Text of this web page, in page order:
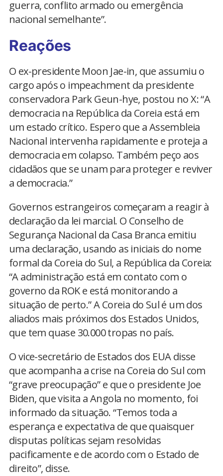
guerra, conflito armado ou emergência
nacional semelhante”.
Reações
O ex-presidente Moon Jae-in, que assumiu o
cargo após o impeachment da presidente
conservadora Park Geun-hye, postou no X: “A
democracia na República da Coreia está em
um estado crítico. Espero que a Assembleia
Nacional intervenha rapidamente e proteja a
democracia em colapso. Também peço aos
cidadãos que se unam para proteger e reviver
a democracia.”
Governos estrangeiros começaram a reagir à
declaração da lei marcial. O Conselho de
Segurança Nacional da Casa Branca emitiu
uma declaração, usando as iniciais do nome
formal da Coreia do Sul, a República da Coreia:
“A administração está em contato com o
governo da ROK e está monitorando a
situação de perto.” A Coreia do Sul é um dos
aliados mais próximos dos Estados Unidos,
que tem quase 30.000 tropas no país.
O vice-secretário de Estados dos EUA disse
que acompanha a crise na Coreia do Sul com
“grave preocupação” e que o presidente Joe
Biden, que visita a Angola no momento, foi
informado da situação. “Temos toda a
esperança e expectativa de que quaisquer
disputas políticas sejam resolvidas
pacificamente e de acordo com o Estado de
direito”, disse.